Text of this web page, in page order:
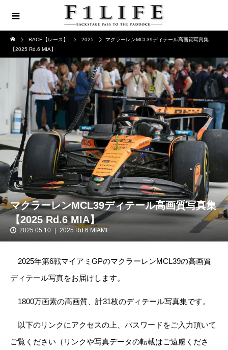
RACE【レース】 2025
マクラーレンMCL39ディテール高画質写真集
【2025 Rd.6 MIA】
マクラーレンMCL39ディテール高画質写真集
【2025 Rd.6 MIA】
2025.05.10 2025 Rd.6 MIAMI
2025年第6戦マイアミGPのマクラーレンMCL39の高画質
ディテール写真をお届けします。
1800万画素の高画質、計31枚のディテール写真集です。
以下のリンクにアクセスの上、パスワードをご入力頂いて
ご覧ください（リンクや写真データの転載はご遠慮くださ